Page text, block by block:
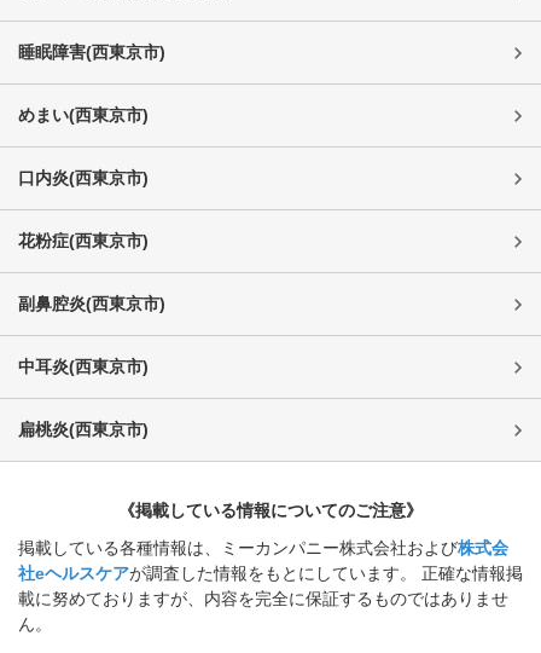
睡眠障害(西東京市)
めまい(西東京市)
口内炎(西東京市)
花粉症(西東京市)
副鼻腔炎(西東京市)
中耳炎(西東京市)
扁桃炎(西東京市)
《掲載している情報についてのご注意》
掲載している各種情報は、ミーカンパニー株式会社および株式会
社eヘルスケアが調査した情報をもとにしています。 正確な情報掲
載に努めておりますが、内容を完全に保証するものではありませ
ん。